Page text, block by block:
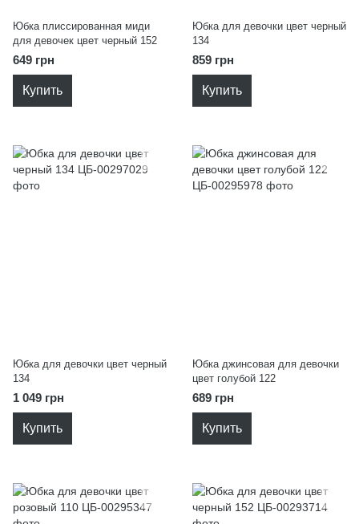
Юбка плиссированная миди
для девочек цвет черный 152
649 грн
Купить
Юбка для девочки цвет черный
134
859 грн
Купить
Юбка для девочки цвет черный
134
1 049 грн
Купить
Юбка джинсовая для девочки
цвет голубой 122
689 грн
Купить